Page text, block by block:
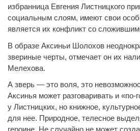
избранница Евгения Листницкого
социальным слоям, имеют свои
является их конфликт со
В образе Аксиньи Шолохов
звериные черты, отмечает он их
Мелехова.
А зверь — это воля, это
Аксинья может разговаривать и «по-
у Листницких, но книжное,
для нее. Природное, телесное
героине. Не случайно не может